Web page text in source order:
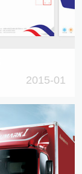
2015-01